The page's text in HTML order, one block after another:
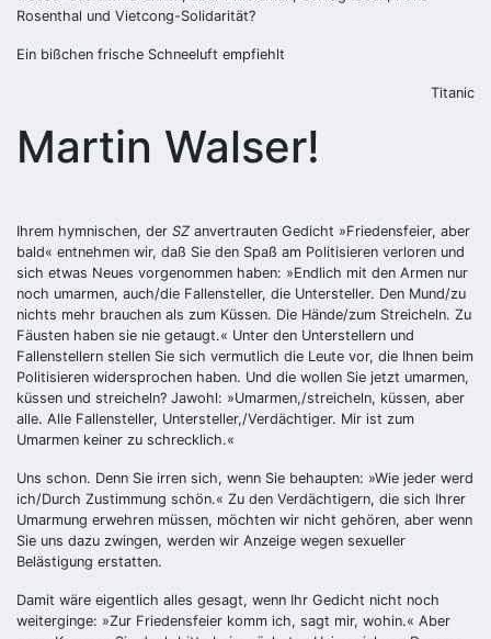
Rosenthal und Vietcong-Solidarität?
Ein bißchen frische Schneeluft empfiehlt
Titanic
Martin Walser!
Ihrem hymnischen, der SZ anvertrauten Gedicht »Friedensfeier, aber
bald« entnehmen wir, daß Sie den Spaß am Politisieren verloren und
sich etwas Neues vorgenommen haben: »Endlich mit den Armen nur
noch umarmen, auch/die Fallensteller, die Untersteller. Den Mund/zu
nichts mehr brauchen als zum Küssen. Die Hände/zum Streicheln. Zu
Fäusten haben sie nie getaugt.« Unter den Unterstellern und
Fallenstellern stellen Sie sich vermutlich die Leute vor, die Ihnen beim
Politisieren widersprochen haben. Und die wollen Sie jetzt umarmen,
küssen und streicheln? Jawohl: »Umarmen,/streicheln, küssen, aber
alle. Alle Fallensteller, Untersteller,/Verdächtiger. Mir ist zum
Umarmen keiner zu schrecklich.«
Uns schon. Denn Sie irren sich, wenn Sie behaupten: »Wie jeder werd
ich/Durch Zustimmung schön.« Zu den Verdächtigern, die sich Ihrer
Umarmung erwehren müssen, möchten wir nicht gehören, aber wenn
Sie uns dazu zwingen, werden wir Anzeige wegen sexueller
Belästigung erstatten.
Damit wäre eigentlich alles gesagt, wenn Ihr Gedicht nicht noch
weiterginge: »Zur Friedensfeier komm ich, sagt mir, wohin.« Aber